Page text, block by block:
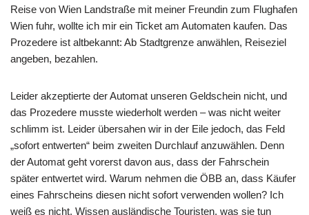
Reise von Wien Landstraße mit meiner Freundin zum Flughafen
Wien fuhr, wollte ich mir ein Ticket am Automaten kaufen. Das
Prozedere ist altbekannt: Ab Stadtgrenze anwählen, Reiseziel
angeben, bezahlen.
Leider akzeptierte der Automat unseren Geldschein nicht, und
das Prozedere musste wiederholt werden – was nicht weiter
schlimm ist. Leider übersahen wir in der Eile jedoch, das Feld
„sofort entwerten“ beim zweiten Durchlauf anzuwählen. Denn
der Automat geht vorerst davon aus, dass der Fahrschein
später entwertet wird. Warum nehmen die ÖBB an, dass Käufer
eines Fahrscheins diesen nicht sofort verwenden wollen? Ich
weiß es nicht. Wissen ausländische Touristen, was sie tun